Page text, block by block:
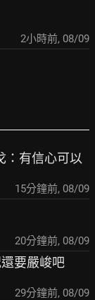
2小時前, 08/09
：有信心可以
16分鐘前, 08/09
20分鐘前, 08/09
要嚴峻吧
29分鐘前, 08/09